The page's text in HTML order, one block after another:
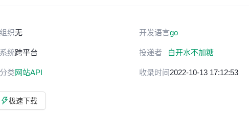
织无 开发语言go
统跨平台 投递者 白开水不加糖
类网站API 收录时间2022-10-13 17:12:53
极速下载